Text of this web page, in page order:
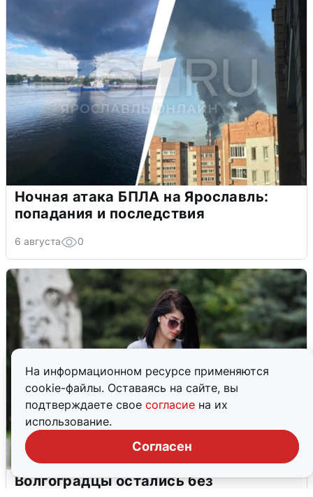
На информационном ресурсе применяются
cookie-файлы. Оставаясь на сайте, вы
подтверждаете свое согласие на их
использование.
Согласен
Ночная атака БПЛА на Ярославль:
попадания и последствия
6 августа 0
Волгоградцы остались без